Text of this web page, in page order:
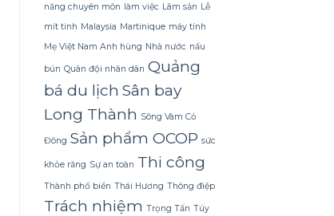
Konus
năng chuyên môn làm việc Lâm sản Lễ
mít tinh Malaysia Martinique máy tính
Mẹ Việt Nam Anh hùng Nhà nước nấu
bún Quân đội nhân dân Quảng
bá du lịch Sân bay
Long Thành Sông Vàm Cỏ
Đông Sản phẩm OCOP sức
khỏe răng Sự an toàn Thi công
Thành phố biển Thái Hương Thông điệp
Trách nhiệm Trọng Tấn Túy